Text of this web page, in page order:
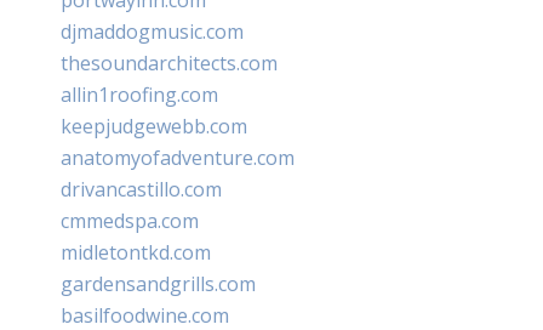
djmaddogmusic.com
thesoundarchitects.com
allin1roofing.com
keepjudgewebb.com
anatomyofadventure.com
drivancastillo.com
cmmedspa.com
midletontkd.com
gardensandgrills.com
basilfoodwine.com